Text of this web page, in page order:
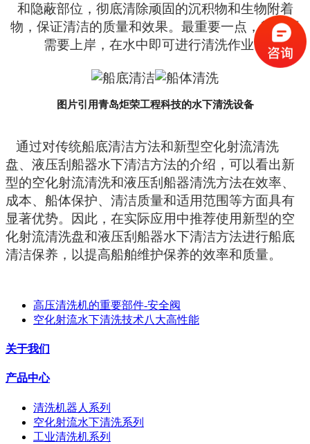
和隐蔽部位，彻底清除顽固的沉积物和生物附着
物，保证清洁的质量和效果。 最重要一点，船舶不
需要上岸，在水中即可进行清洗作业。
图片引用青岛炬荣工程科技的水下清洗设备
通过对传统船底清洁方法和新型空化射流清洗
盘、液压刮船器水下清洁方法的介绍 ，可以看出新
型的空化射流清洗和液压刮船器清洗方法在效率、
成本、船体保护、清洁质量和适用范围等方面具有
显著优势。因此，在实际应用中推荐使用新型的空
化射流清洗盘和液压刮船器水下清洁方法进行船底
清洁保养，以提高船舶维护保养的效率和质量。
高压清洗机的重要部件-安全阀
空化射流水下清洗技术八大高性能
关于我们
产品中心
清洗机器人系列
空化射流水下清洗系列
工业清洗机系列